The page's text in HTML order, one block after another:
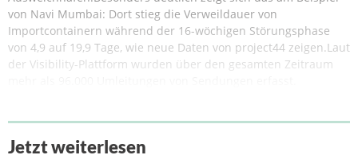
von Navi Mumbai: Dort stieg die Verweildauer von
Importcontainern während der 16-wöchigen Störungsphase
von 4,9 auf 19,9 Tage, wie neue Daten von project44 zeigen.Laut
der Visibility-Plattform wurden über den gesamten Zeitraum
Jetzt weiterlesen